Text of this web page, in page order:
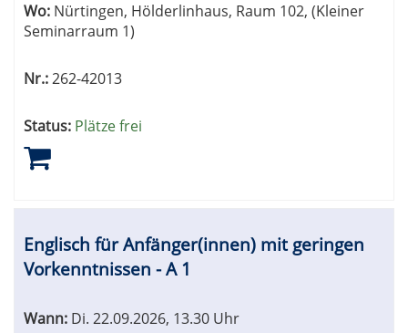
Wo: Nürtingen, Hölderlinhaus, Raum 102, (Kleiner
Seminarraum 1)
Nr.:262-42013
Status: Plätze frei
Englisch für Anfänger(innen) mit geringen
Vorkenntnissen - A 1
Wann: Di. 22.09.2026, 13.30 Uhr